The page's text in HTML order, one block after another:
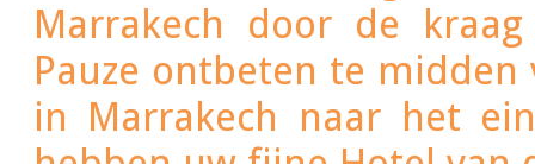
Marrakech door de
Pauze ontbeten te midden
in Marrakech naar het